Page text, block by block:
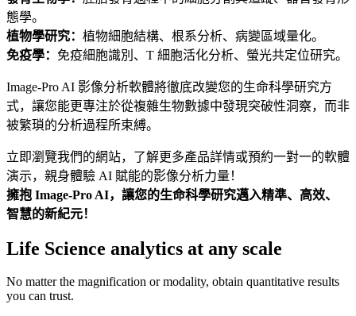
態學。
植物學研究： 植物細胞結構、根系分析、病變區域量化。
免疫學： 免疫細胞識別、T 細胞活化分析、螢光共定位研究。
Image-Pro AI 影像分析軟體將徹底改變您的生命科學研究方
式，讓您能更專注於從複雜生物數據中發現突破性洞察，而非
被繁瑣的分析過程所束縛。
立即瀏覽我們的網站，了解更多產品詳情或預約一對一的軟體
演示，親身體驗 AI 賦能的影像分析力量！
擁抱 Image-Pro AI，讓您的生命科學研究邁入精準、高效、
智慧的新紀元！
Life Science analytics at any scale
No matter the magnification or modality, obtain quantitative results
you can trust.